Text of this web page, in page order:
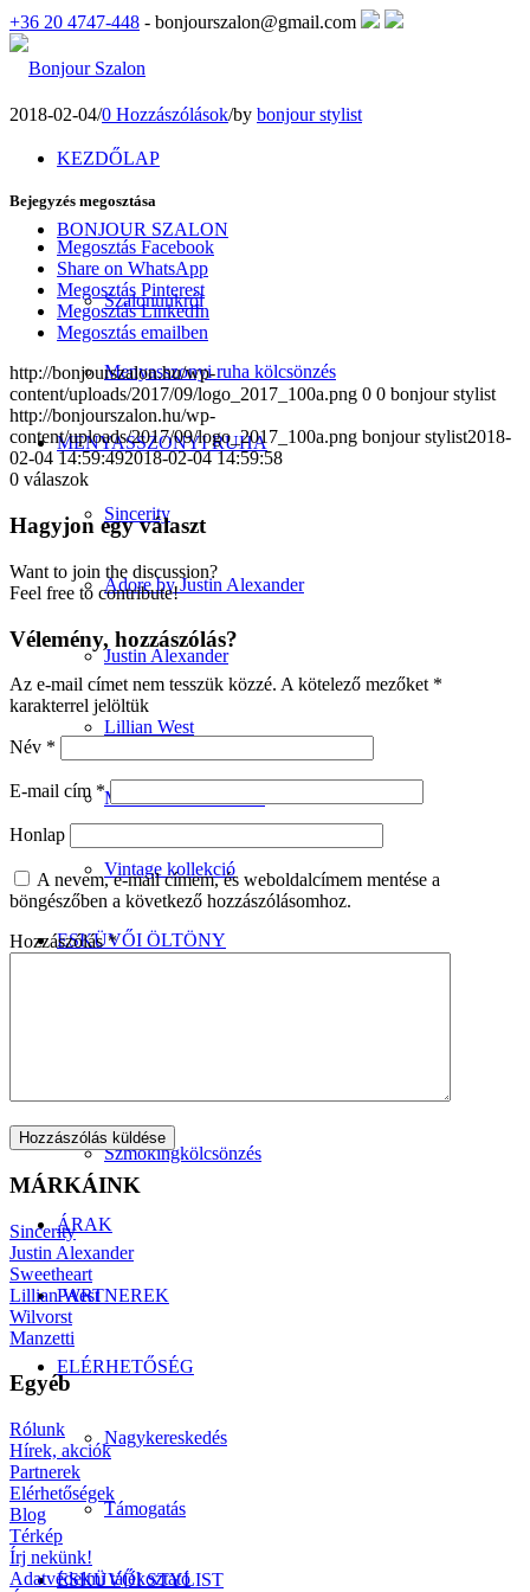
+36 20 4747-448 - bonjourszalon@gmail.com
KEZDŐLAP
BONJOUR SZALON
Szalonunkról
Menyasszonyi ruha kölcsönzés
MENYASSZONYI RUHA
Sincerity
Adore by Justin Alexander
Justin Alexander
Lillian West
Minimalista kollekció
Vintage kollekció
ESKÜVŐI ÖLTÖNY
Szmokingkölcsönzés
ÁRAK
PARTNEREK
ELÉRHETŐSÉG
Nagykereskedés
Támogatás
ESKÜVŐI STYLIST
2018-02-04/0 Hozzászólások/by bonjour stylist
Bejegyzés megosztása
Megosztás Facebook
Share on WhatsApp
Megosztás Pinterest
Megosztás LinkedIn
Megosztás emailben
http://bonjourszalon.hu/wp-
content/uploads/2017/09/logo_2017_100a.png 0 0 bonjour stylist
http://bonjourszalon.hu/wp-
content/uploads/2017/09/logo_2017_100a.png bonjour stylist2018-
02-04 14:59:492018-02-04 14:59:58
0 válaszok
Hagyjon egy választ
Want to join the discussion?
Feel free to contribute!
Vélemény, hozzászólás?
Az e-mail címet nem tesszük közzé. A kötelező mezőket *
karakterrel jelöltük
Név *
E-mail cím *
Honlap
A nevem, e-mail címem, és weboldalcímem mentése a
böngészőben a következő hozzászólásomhoz.
Hozzászólás*
MÁRKÁINK
Sincerity
Justin Alexander
Sweetheart
Lillian West
Wilvorst
Manzetti
Egyéb
Rólunk
Hírek, akciók
Partnerek
Elérhetőségek
Blog
Térkép
Írj nekünk!
Adatvédelmi tájékoztató